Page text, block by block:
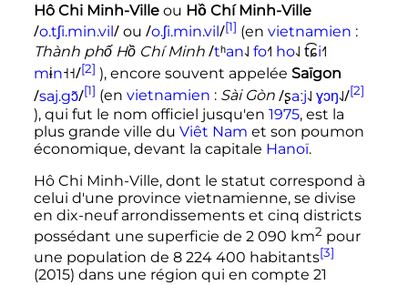
Hô Chi Minh-Villeou Hồ Chí Minh-Ville
/o.tʃi.min.vil/ou /o.ʃi.min.vil/[1] (en vietnamien :
Thành phố Hồ Chí Minh /tʰan˨˩ fo˧˥ ho˨˩ t͡ɕi˧˥
mɨn˧˧/[2] ), encore souvent appelée Saïgon
/saj.gɔ̃/[1] (en vietnamien : Sài Gòn /ʂaːj˨˩ ɣɔŋ˨˩/[2]
), qui fut le nom officiel jusqu'en 1975, est la
plus grande ville du Viêt Nam et son poumon
économique, devant la capitale Hanoï.
Hô Chi Minh-Ville, dont le statut correspond à
celui d'une province vietnamienne, se divise
en dix-neuf arrondissements et cinq districts
possédant une superficie de 2 090 km2 pour
une population de 8 224 400 habitants[3]
(2015) dans une région qui en compte 21